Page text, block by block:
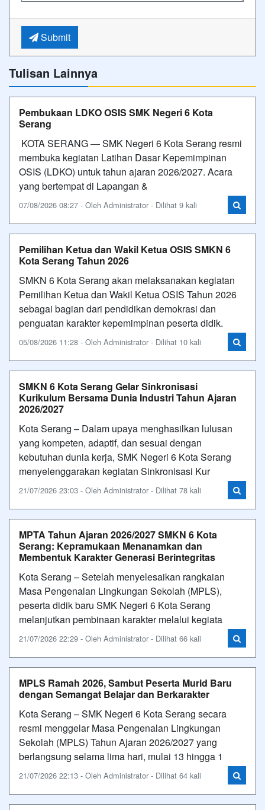
Submit
Tulisan Lainnya
Pembukaan LDKO OSIS SMK Negeri 6 Kota
Serang
​KOTA SERANG — SMK Negeri 6 Kota Serang resmi
membuka kegiatan Latihan Dasar Kepemimpinan
OSIS (LDKO) untuk tahun ajaran 2026/2027. Acara
yang bertempat di Lapangan &
07/08/2026 08:27 - Oleh Administrator - Dilihat 9 kali
Pemilihan Ketua dan Wakil Ketua OSIS SMKN 6
Kota Serang Tahun 2026
SMKN 6 Kota Serang akan melaksanakan kegiatan
Pemilihan Ketua dan Wakil Ketua OSIS Tahun 2026
sebagai bagian dari pendidikan demokrasi dan
penguatan karakter kepemimpinan peserta didik.
05/08/2026 11:28 - Oleh Administrator - Dilihat 10 kali
SMKN 6 Kota Serang Gelar Sinkronisasi
Kurikulum Bersama Dunia Industri Tahun Ajaran
2026/2027
Kota Serang – Dalam upaya menghasilkan lulusan
yang kompeten, adaptif, dan sesuai dengan
kebutuhan dunia kerja, SMK Negeri 6 Kota Serang
menyelenggarakan kegiatan Sinkronisasi Kur
21/07/2026 23:03 - Oleh Administrator - Dilihat 78 kali
MPTA Tahun Ajaran 2026/2027 SMKN 6 Kota
Serang: Kepramukaan Menanamkan dan
Membentuk Karakter Generasi Berintegritas
Kota Serang – Setelah menyelesaikan rangkaian
Masa Pengenalan Lingkungan Sekolah (MPLS),
peserta didik baru SMK Negeri 6 Kota Serang
melanjutkan pembinaan karakter melalui kegiata
21/07/2026 22:29 - Oleh Administrator - Dilihat 66 kali
MPLS Ramah 2026, Sambut Peserta Murid Baru
dengan Semangat Belajar dan Berkarakter
Kota Serang – SMK Negeri 6 Kota Serang secara
resmi menggelar Masa Pengenalan Lingkungan
Sekolah (MPLS) Tahun Ajaran 2026/2027 yang
berlangsung selama lima hari, mulai 13 hingga 1
21/07/2026 22:13 - Oleh Administrator - Dilihat 64 kali